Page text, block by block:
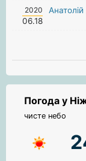
2020
06.18
Погода у
чисте небо